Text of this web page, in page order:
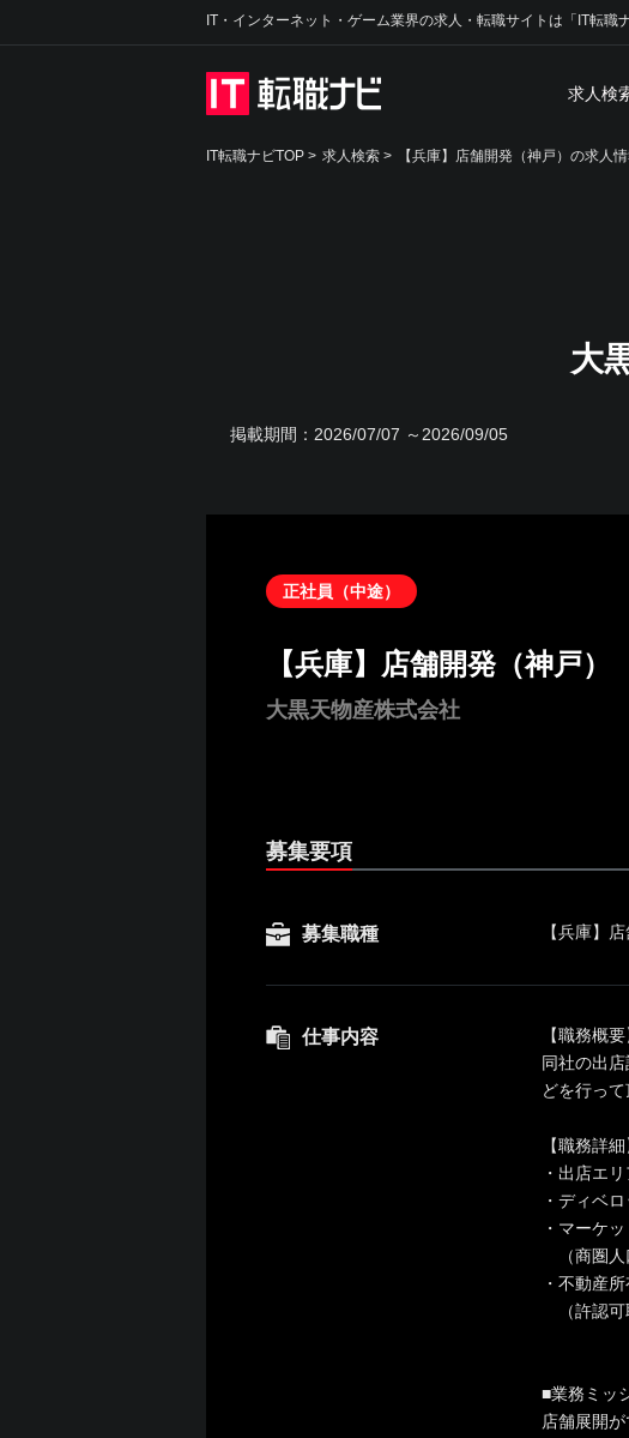
IT・インターネット・ゲーム業界の求人・転職サイトは「IT転職ナ
求人検
IT転職ナビTOP > 求人検索 > 【兵庫】店舗開発（神戸）の求人
大
掲載期間： 2026/07/07 ～2026/09/05
正社員（中途）
【兵庫】店舗開発（神戸）
大黒天物産株式会社
募集要項
募集職種 【兵庫】
仕事内容
【職務概要
同社の出
どを行って
【職務詳
・出店エ
・ディベ
・マーケ
（商圏人
・不動産
（許認可
■業務ミッ
店舗展開